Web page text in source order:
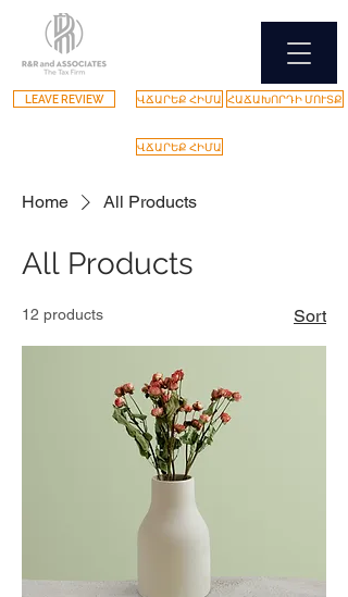
ՀԱՃԱԽՈՐԴԻ ՄՈՒՏՔ
ՎՃԱՐԵՔ ՀԻՄԱ
LEAVE REVIEW
ՎՃԱՐԵՔ ՀԻՄԱ
Home All Products
All Products
12 products Sort